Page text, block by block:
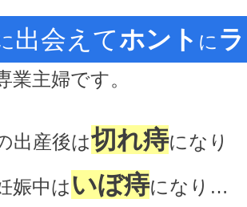
出会えてホント に
業主婦です。
出産後は切れ痔になり
娠中はいぼ痔になり…